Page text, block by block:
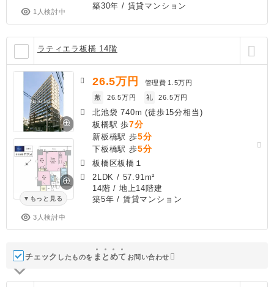
1人検討中
築30年 / 賃貸マンション
ラティエラ板橋 14階
もっと見る
3人検討中
26.5万円 管理費 1.5万円
敷
26.5万円 礼 26.5万円
北池袋 740m (徒歩15分相当)
板橋駅 歩7分
新板橋駅 歩5分
下板橋駅 歩5分
板橋区板橋１
2LDK / 57.91m²
14階 / 地上14階建
築5年 / 賃貸マンション
チェック したものを ま と めて お問い合わせ